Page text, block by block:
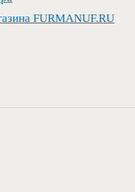
FURMANUF.RU